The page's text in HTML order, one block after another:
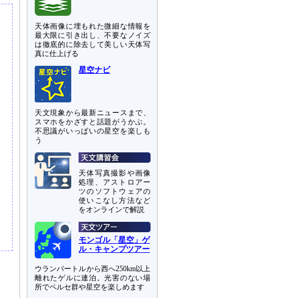
天体画像に埋もれた微細な情報を
最大限に引き出し、不要なノイズ
は徹底的に除去して美しい天体写
真に仕上げる
星空ナビ
天文現象から最新ニュースまで、
スマホをかざすと話題がうかぶ。
不思議がいっぱいの星空を楽しも
う
天体写真撮影や画像
処理、アストロアー
ツのソフトウェアの
使いこなし方法など
をオンラインで解説
モンゴル「星空」ゲ
ル・キャンプツアー
ウランバートルから西へ250km以上
離れたゲルに連泊。光害のない場
所でペルセ群や星空を楽しめます